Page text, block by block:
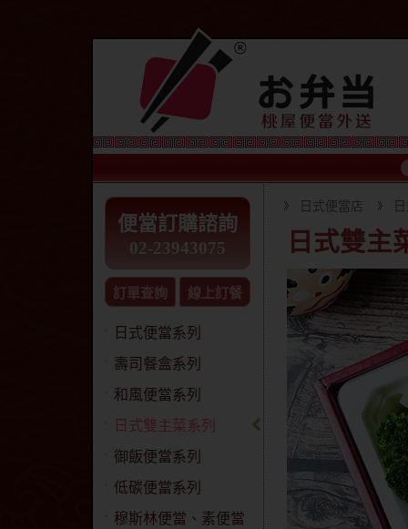
便當訂購諮詢
02-23943075
訂單查詢 線上訂餐
日式便當系列
壽司餐盒系列
和風便當系列
日式雙主菜系列
御飯便當系列
低碳便當系列
穆斯林便當、素便當
日式便當店
日式雙主